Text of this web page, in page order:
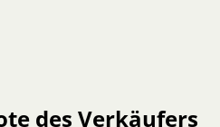
des Verkäufers